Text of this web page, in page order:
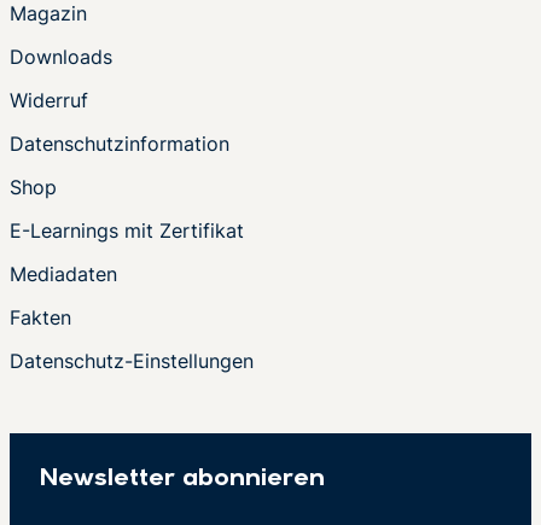
Magazin
Downloads
Widerruf
Datenschutzinformation
Shop
E-Learnings mit Zertifikat
Mediadaten
Fakten
Datenschutz-Einstellungen
Newsletter abonnieren